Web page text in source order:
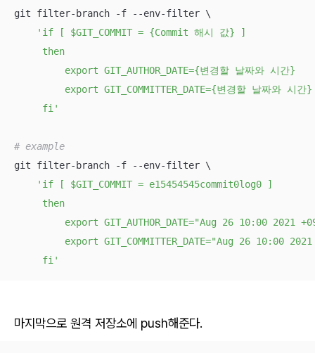
git filter-branch -f --env-filter \
'if [ $GIT_COMMIT = {Commit 해시 값} ]
     then
         export GIT_AUTHOR_DATE={변경할 날짜와 시간}
         export GIT_COMMITTER_DATE={변경할 날짜와 시간}
     fi'
# example
git filter-branch -f --env-filter \
'if [ $GIT_COMMIT = e15454545commit0log0 ]
     then
export GIT_AUTHOR_DATE="Aug 26 10:00 2021
export GIT_COMMITTER_DATE="Aug 26 10:00 2021
     fi'
마지막으로 원격 저장소에 push해준다.